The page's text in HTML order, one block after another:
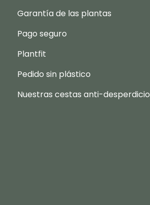
Garantía de las plantas
Pago seguro
Plantfit
Pedido sin plástico
Nuestras cestas anti-desperdicio